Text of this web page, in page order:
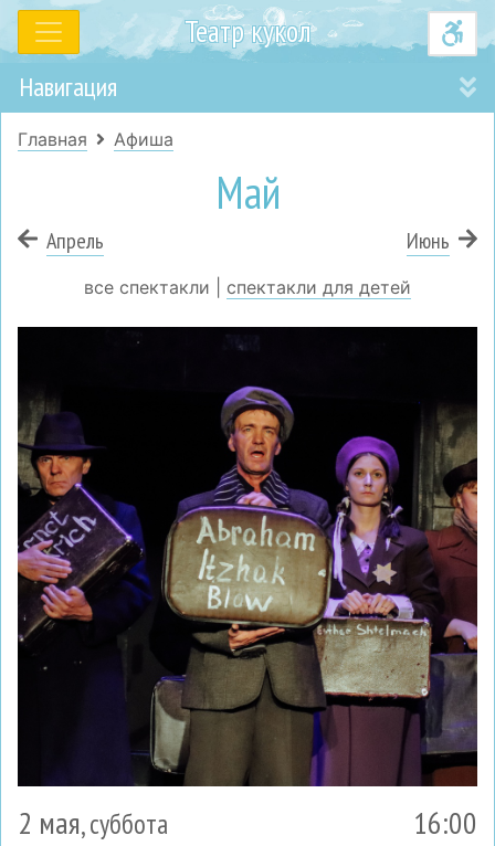
Театр кукол
Навигация
Главная Афиша
Май
Июнь
Апрель
все спектакли | спектакли для детей
2 мая, суббота 16:00